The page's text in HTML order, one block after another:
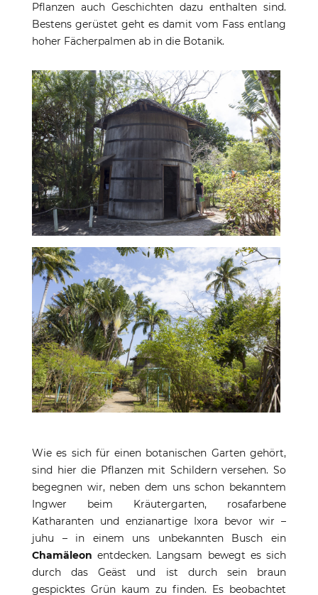
Pflanzen auch Geschichten dazu enthalten sind.
Bestens gerüstet geht es damit vom Fass entlang
hoher Fächerpalmen ab in die Botanik.
Wie es sich für einen botanischen Garten gehört,
sind hier die Pflanzen mit Schildern versehen. So
begegnen wir, neben dem uns schon bekanntem
Ingwer beim Kräutergarten, rosafarbene
Katharanten und enzianartige Ixora bevor wir –
juhu – in einem uns unbekannten Busch ein
Chamäleon entdecken. Langsam bewegt es sich
durch das Geäst und ist durch sein braun
gespicktes Grün kaum zu finden. Es beobachtet